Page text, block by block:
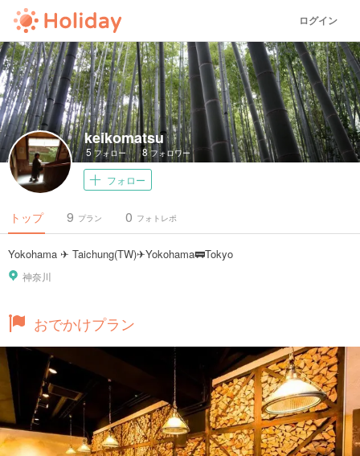
ログイン
keikomatsu
5 フォロー 8フォロワー
フォロー
トップ プラン
9 フォトレポ
0
Yokohama ✈ Taichung(TW)✈Yokohama🚃Tokyo
神奈川
おでかけプラン